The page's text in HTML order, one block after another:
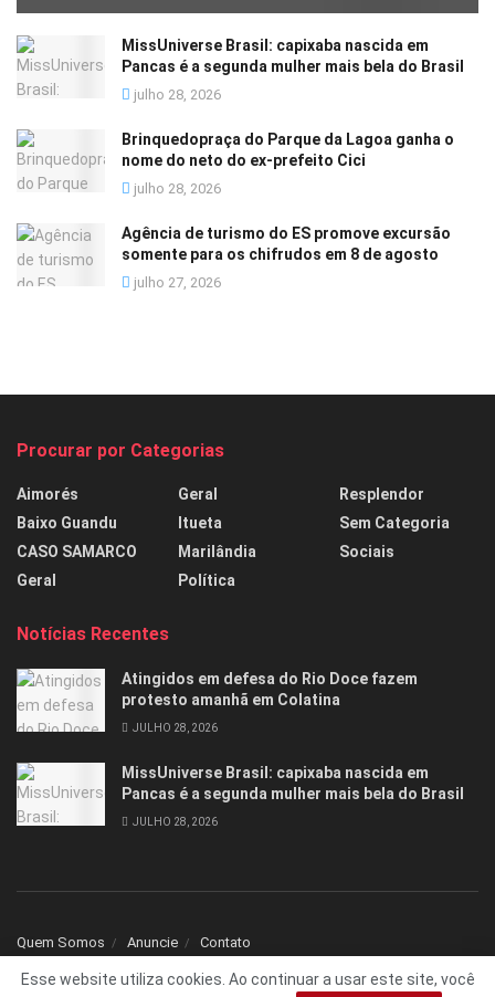
MissUniverse Brasil: capixaba nascida em
Pancas é a segunda mulher mais bela do Brasil
julho 28, 2026
Brinquedopraça do Parque da Lagoa ganha o
nome do neto do ex-prefeito Cici
julho 28, 2026
Agência de turismo do ES promove excursão
somente para os chifrudos em 8 de agosto
julho 27, 2026
Procurar por Categorias
Aimorés
Baixo Guandu
CASO SAMARCO
Geral
Geral
Itueta
Marilândia
Política
Resplendor
Sem Categoria
Sociais
Notícias Recentes
Atingidos em defesa do Rio Doce fazem
protesto amanhã em Colatina
JULHO 28, 2026
MissUniverse Brasil: capixaba nascida em
Pancas é a segunda mulher mais bela do Brasil
JULHO 28, 2026
Quem Somos Anuncie Contato
© 2025 Todos os direitos reservados Folha1 - Desenvolvido por dNNr Dev
Esse website utiliza cookies. Ao continuar a usar este site, você